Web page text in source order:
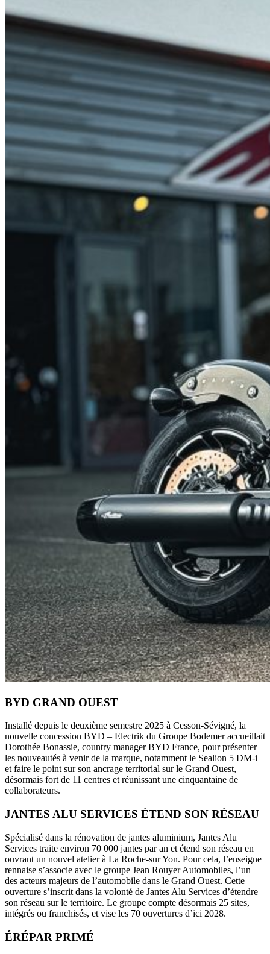
BYD GRAND OUEST
Installé depuis le deuxième semestre 2025 à Cesson-Sévigné, la
nouvelle concession BYD – Electrik du Groupe Bodemer accueillait
Dorothée Bonassie, country manager BYD France, pour présenter
les nouveautés à venir de la marque, notamment le Sealion 5 DM-i
et faire le point sur son ancrage territorial sur le Grand Ouest,
désormais fort de 11 centres et réunissant une cinquantaine de
collaborateurs.
JANTES ALU SERVICES ÉTEND SON RÉSEAU
Spécialisé dans la rénovation de jantes aluminium, Jantes Alu
Services traite environ 70 000 jantes par an et étend son réseau en
ouvrant un nouvel atelier à La Roche-sur Yon. Pour cela, l’enseigne
rennaise s’associe avec le groupe Jean Rouyer Automobiles, l’un
des acteurs majeurs de l’automobile dans le Grand Ouest. Cette
ouverture s’inscrit dans la volonté de Jantes Alu Services d’étendre
son réseau sur le territoire. Le groupe compte désormais 25 sites,
intégrés ou franchisés, et vise les 70 ouvertures d’ici 2028.
ÉRÉPAR PRIMÉ